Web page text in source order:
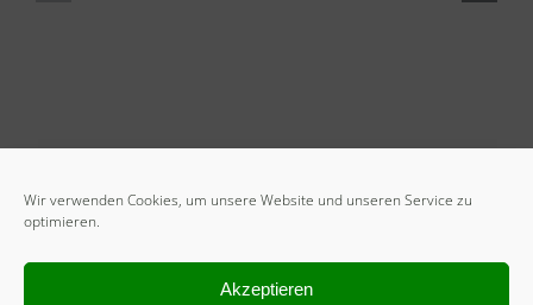
Wir verwenden Cookies, um unsere Website und unseren Service zu
optimieren.
Akzeptieren